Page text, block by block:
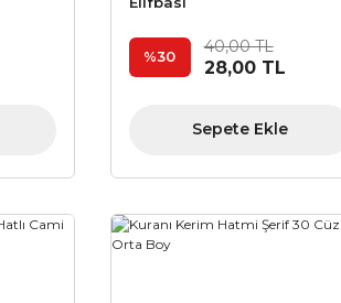
%30
40,00 TL
28,00 TL
Sepete Ekle